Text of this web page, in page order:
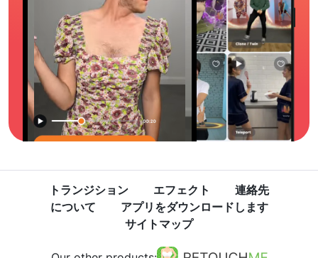
トランジション エフェクト
連絡先
について
アプリをダウンロードします
サイトマップ